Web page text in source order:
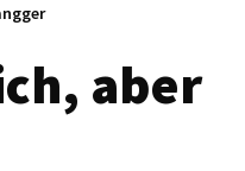
aber